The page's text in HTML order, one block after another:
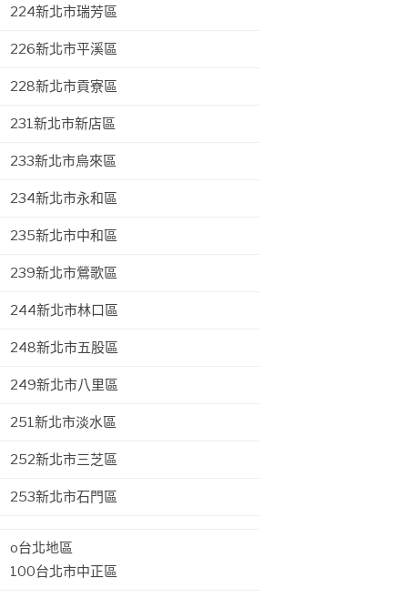
224新北市瑞芳區
226新北市平溪區
228新北市貢寮區
231新北市新店區
233新北市烏來區
234新北市永和區
235新北市中和區
239新北市鶯歌區
244新北市林口區
248新北市五股區
249新北市八里區
251新北市淡水區
252新北市三芝區
253新北市石門區
o台北地區
100台北市中正區